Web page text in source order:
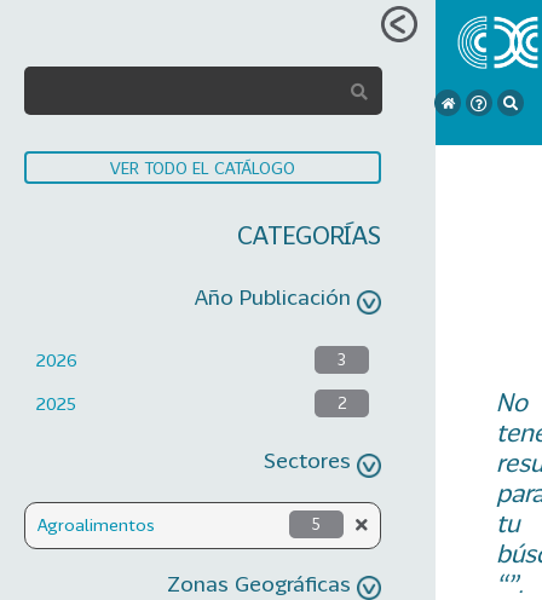
VER TODO EL CATÁLOGO
CATEGORÍAS
Año Publicación
2026 3
2025 2
Sectores
Agroalimentos 5
Zonas Geográficas
No
tu
“”.